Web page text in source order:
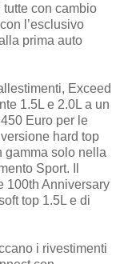
tutte con cambio
l’esclusivo
prima auto
Exceed
1.5L e 2.0L a un
Euro per le
hard top
gamma solo nella
Sport. Il
100th Anniversary
top 1.5L e di
i rivestimenti